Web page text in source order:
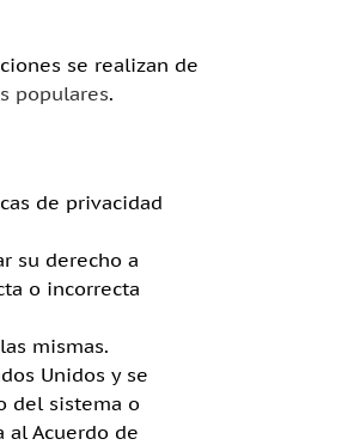
se realizan de
populares.
de privacidad
su derecho a
o incorrecta
mismas.
Unidos y se
del sistema o
al Acuerdo de